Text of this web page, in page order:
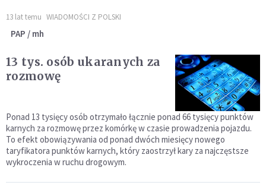
13 lat temu WIADOMOŚCI Z POLSKI
PAP / mh
13 tys. osób ukaranych za
rozmowę
Ponad 13 tysięcy osób otrzymało łącznie ponad 66 tysięcy punktów
karnych za rozmowę przez komórkę w czasie prowadzenia pojazdu.
To efekt obowiązywania od ponad dwóch miesięcy nowego
taryfikatora punktów karnych, który zaostrzył kary za najczęstsze
wykroczenia w ruchu drogowym.